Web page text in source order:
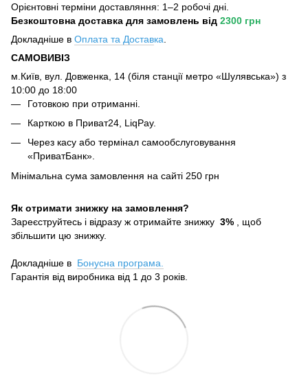
Орієнтовні терміни доставляння: 1–2 робочі дні.
Безкоштовна доставка для замовлень від 2300 грн
Докладніше в Оплата та Доставка
САМОВИВІЗ
м.Київ, вул. Довженка, 14 (біля станції метро «Шулявська») з
10:00 до 18:00
Готовкою при отриманні.
Карткою в Приват24, LiqPay.
Через касу або термінал самообслуговування
«ПриватБанк».
Мінімальна сума замовлення на сайті 250 грн
Як отримати знижку на замовлення?
Зареєструйтесь і відразу ж отримайте знижку 3% , щоб
збільшити цю знижку.
Докладніше в Бонусна програма.
Гарантія від виробника від 1 до 3 років.